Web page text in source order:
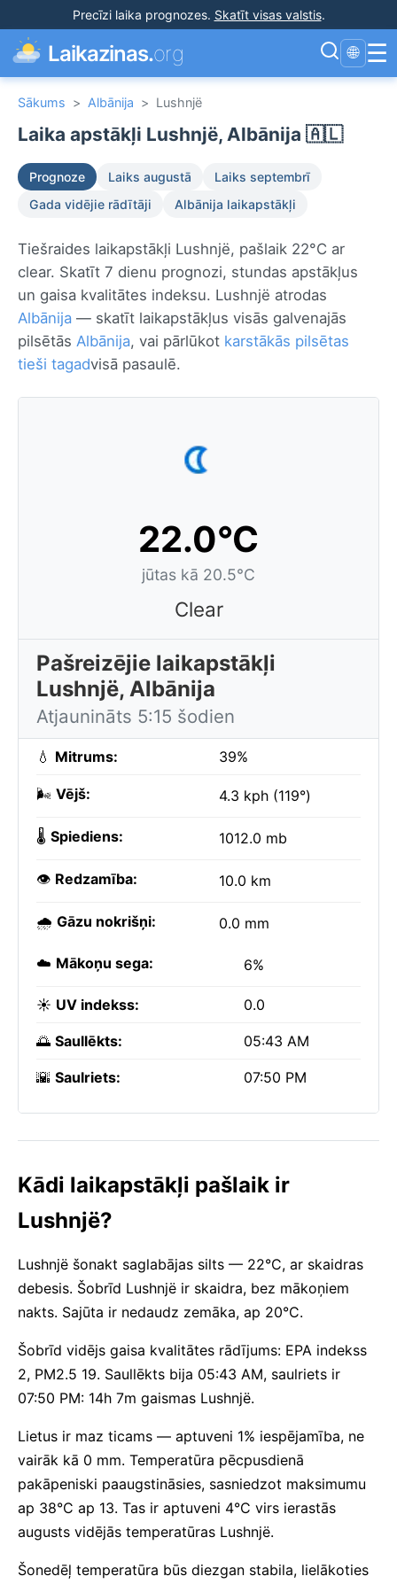
Precīzi laika prognozes. Skatīt visas valstis.
Laikazinas.org 🌐 ☰
Sākums > Albānija > Lushnjë
Laika apstākļi Lushnjë, Albānija 🇦🇱
Prognoze Laiks augustā
Laiks septembrī
Gada vidējie rādītāji
Albānija laikapstākļi
Tiešraides laikapstākļi Lushnjë, pašlaik 22°C ar
clear. Skatīt 7 dienu prognozi, stundas apstākļus
un gaisa kvalitātes indeksu. Lushnjë atrodas
Albānija — skatīt laikapstākļus visās galvenajās
pilsētās Albānija, vai pārlūkot karstākās pilsētas
tieši tagadvisā pasaulē.
22.0°C
jūtas kā 20.5°C
Clear
Pašreizējie laikapstākļi
Lushnjë, Albānija
Atjaunināts 5:15 šodien
💧 Mitrums: 39%
🌬️ Vējš: 4.3 kph (119°)
🌡️ Spiediens: 1012.0 mb
👁️ Redzamība: 10.0 km
🌧️ Gāzu nokrišņi: 0.0 mm
☁️ Mākoņu sega: 6%
☀️ UV indekss: 0.0
🌅 Saullēkts: 05:43 AM
🌇 Saulriets: 07:50 PM
Kādi laikapstākļi pašlaik ir
Lushnjë?
Lushnjë šonakt saglabājas silts — 22°C, ar skaidras
debesis. Šobrīd Lushnjë ir skaidra, bez mākoņiem
nakts. Sajūta ir nedaudz zemāka, ap 20°C.
Šobrīd vidējs gaisa kvalitātes rādījums: EPA indekss
2, PM2.5 19. Saullēkts bija 05:43 AM, saulriets ir
07:50 PM: 14h 7m gaismas Lushnjë.
Lietus ir maz ticams — aptuveni 1% iespējamība, ne
vairāk kā 0 mm. Temperatūra pēcpusdienā
pakāpeniski paaugstināsies, sasniedzot maksimumu
ap 38°C ap 13. Tas ir aptuveni 4°C virs ierastās
augusts vidējās temperatūras Lushnjë.
Šonedēļ temperatūra būs diezgan stabila, lielākoties